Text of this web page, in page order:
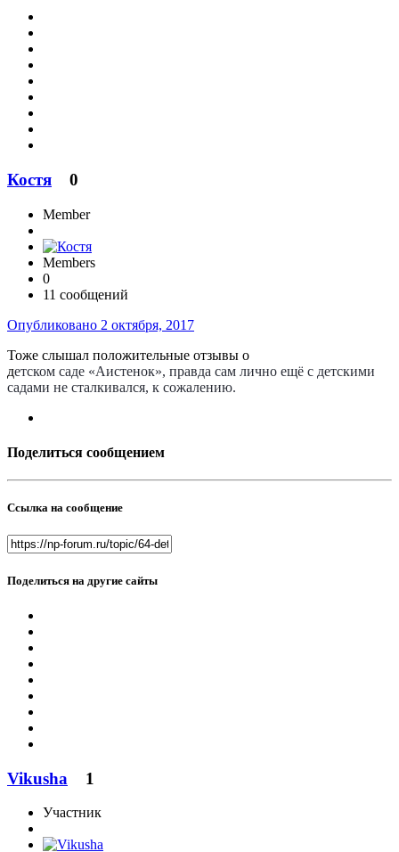
Костя 0
Member
Members
0
11 сообщений
Опубликовано 2 октября, 2017
Тоже слышал положительные отзывы о
детском саде «Аистенок», правда сам лично ещё с детскими
садами не сталкивался, к сожалению.
Поделиться сообщением
Ссылка на сообщение
Поделиться на другие сайты
Vikusha 1
Участник